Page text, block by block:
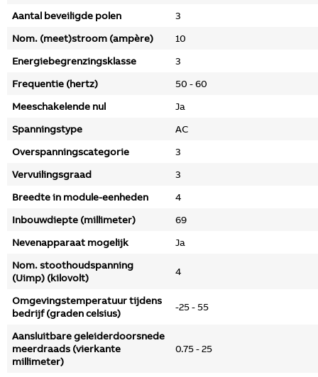
Aantal beveiligde polen
3
Nom. (meet)stroom (ampère)
10
Energiebegrenzingsklasse
3
Frequentie (hertz)
50 - 60
Meeschakelende nul
Ja
Spanningstype
AC
Overspanningscategorie
3
Vervuilingsgraad
3
Breedte in module-eenheden
4
Inbouwdiepte (millimeter)
69
Nevenapparaat mogelijk
Ja
Nom. stoothoudspanning
(Uimp) (kilovolt)
4
Omgevingstemperatuur tijdens
bedrijf (graden celsius)
-25 - 55
Aansluitbare geleiderdoorsnede
meerdraads (vierkante
millimeter)
0.75 - 25